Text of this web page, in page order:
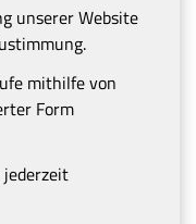
unserer Website
mithilfe von
Form